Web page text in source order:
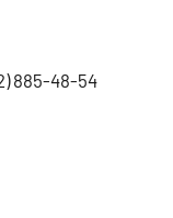
885-48-54